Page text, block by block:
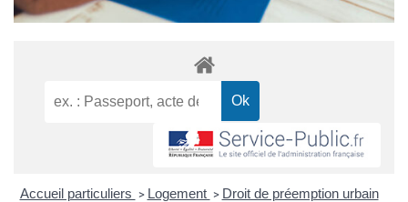
Accueil particuliers > Logement > Droit de préemption urbain